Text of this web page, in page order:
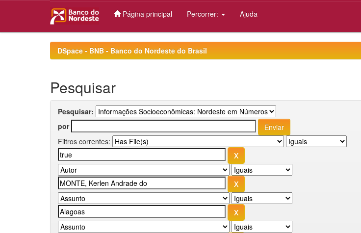
Página principal Percorrer: Ajuda
DSpace - BNB - Banco do Nordeste do Brasil
Pesquisar
Pesquisar:
por
Filtros correntes: